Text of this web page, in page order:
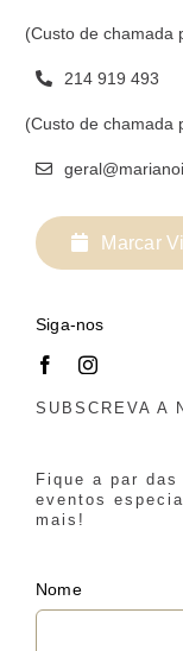
(Custo de chamada
214 919 493
(Custo de chamada
Marcar
Siga-nos
SUBSCREVA A
Fique a par
eventos
mais!
Nome